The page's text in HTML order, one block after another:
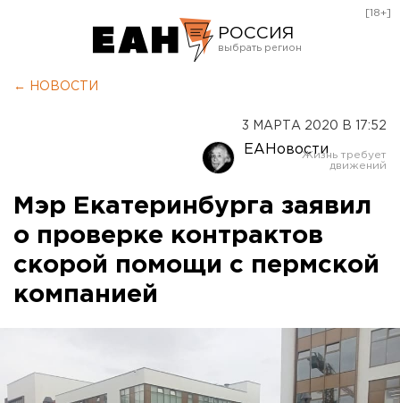
РОССИЯ
Оренбург
[18+]
← НОВОСТИ
3 МАРТА 2020 В 17:52
ЕАНовости
Мэр Екатеринбурга заявил
о проверке контрактов
скорой помощи с пермской
компанией